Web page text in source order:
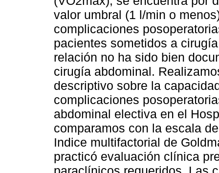
valor umbral (1 l/min o
complicaciones
pacientes sometidos a
relación no ha sido bien
cirugía abdominal.
descriptivo sobre la
complicaciones
abdominal electiva en el
comparamos con la escala
Indice multifactorial de
practicó evaluación clínica